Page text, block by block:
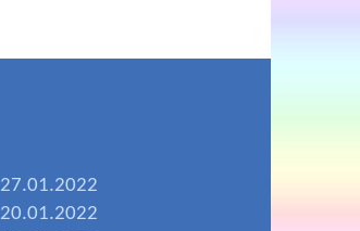
27.01.2022
20.01.2022